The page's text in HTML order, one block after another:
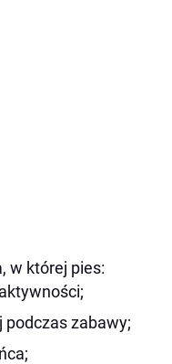
w której pies:
podczas zabawy;